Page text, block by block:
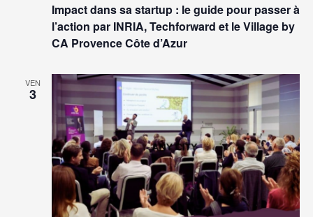
Impact dans sa startup : le guide pour passer à
l’action par INRIA, Techforward et le Village by
CA Provence Côte d’Azur
VEN
3